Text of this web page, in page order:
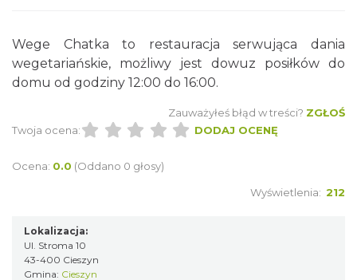
Wege Chatka to restauracja serwująca dania
wegetariańskie, możliwy jest dowuz posiłków do
domu od godziny 12:00 do 16:00.
Zauważyłeś błąd w treści? ZGŁOŚ
Twoja ocena:
DODAJ OCENĘ
Ocena: 0.0 (Oddano 0 głosy)
Wyświetlenia: 212
Lokalizacja:
Ul. Stroma 10
43-400 Cieszyn
Gmina: Cieszyn